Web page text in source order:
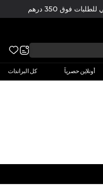
فوق 350 درهم
أونلاين حصرياً كل البراندات